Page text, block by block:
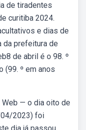
de tiradentes
curitiba 2024.
e dias de
da prefeitura de
de abril é o 98. º
(99. º em anos
Web — o dia oito de
2023) foi